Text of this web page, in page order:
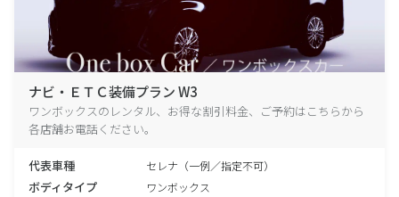
ナビ・ＥＴＣ装備プラン W3
ワンボックスのレンタル、お得な割引料金、ご予約はこちらから
各店舗お電話ください。
代表車種 セレナ（一例／指定不可）
ボディタイプ ワンボックス